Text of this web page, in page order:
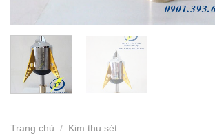
Trang chủ / Kim thu sét